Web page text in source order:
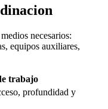
necesarios:
equipos auxiliares,
trabajo
profundidad y